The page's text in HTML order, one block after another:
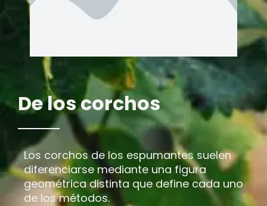
De los corchos
Los corchos de los espumantes suelen
diferenciarse mediante una figura
geométrica distinta que define cada uno
de los métodos.